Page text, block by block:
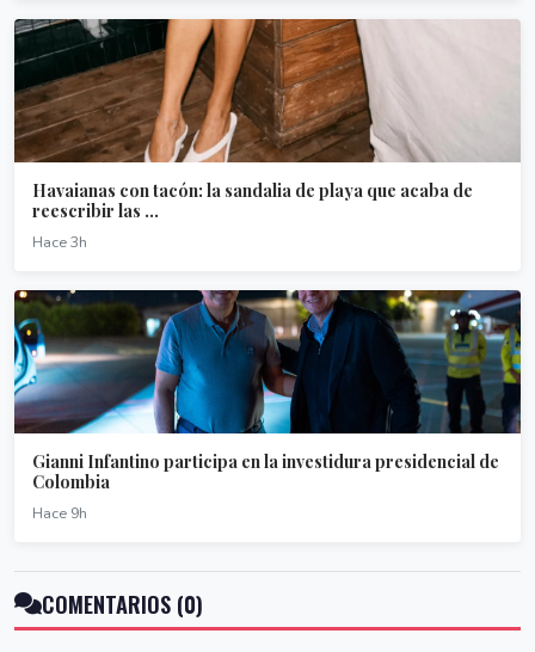
Havaianas con tacón: la sandalia de playa que acaba de
reescribir las ...
Hace 3h
Gianni Infantino participa en la investidura presidencial de
Colombia
Hace 9h
COMENTARIOS (0)